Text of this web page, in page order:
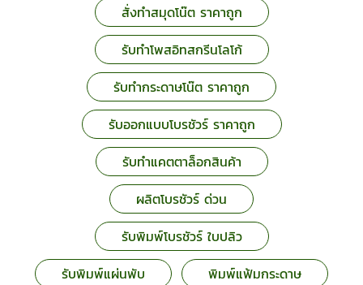
สั่งทำสมุดโน๊ต ราคาถูก
รับทำโพสอิทสกรีนโลโก้
รับทำกระดาษโน๊ต ราคาถูก
รับออกแบบโบรชัวร์ ราคาถูก
รับทําแคตตาล็อกสินค้า
ผลิตโบรชัวร์ ด่วน
รับพิมพ์โบรชัวร์ ใบปลิว
รับพิมพ์แผ่นพับ
พิมพ์แฟ้มกระดาษ